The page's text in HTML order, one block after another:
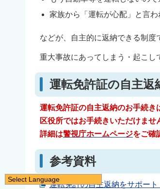
家族から「運転が心配」と言わ
などが、自主的に返納できる制度
重大事故にあってしまう・起こし
運転免許証の自主
運転免許証の自主返納のお手続き
区役所ではお手続きいただけませ
詳細は警視庁ホームページをご確
参考資料
運転免許の自主返納をサポート
Select Language